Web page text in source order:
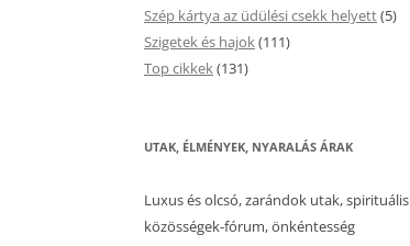
Szép kártya az üdülési csekk helyett(5)
Szigetek és hajok(111)
Top cikkek(131)
UTAK, ÉLMÉNYEK, NYARALÁS ÁRAK
Luxus és olcsó, zarándok utak, spirituális
közösségek-fórum, önkéntesség